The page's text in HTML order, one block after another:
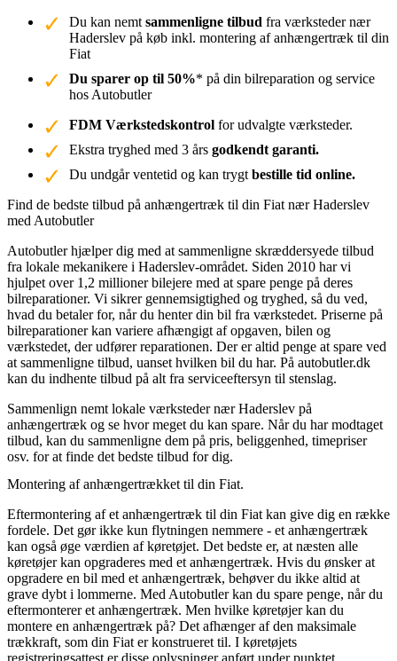
Du kan nemt sammenligne tilbud fra værksteder nær
Haderslev på køb inkl. montering af anhængertræk til din
Fiat
Du sparer op til 50%* på din bilreparation og service
hos Autobutler
FDM Værkstedskontrol for udvalgte værksteder.
Ekstra tryghed med 3 års godkendt garanti.
Du undgår ventetid og kan trygt bestille tid online.
Find de bedste tilbud på anhængertræk til din Fiat nær Haderslev
med Autobutler
Autobutler hjælper dig med at sammenligne skræddersyede tilbud
fra lokale mekanikere i Haderslev-området. Siden 2010 har vi
hjulpet over 1,2 millioner bilejere med at spare penge på deres
bilreparationer. Vi sikrer gennemsigtighed og tryghed, så du ved,
hvad du betaler for, når du henter din bil fra værkstedet. Priserne på
bilreparationer kan variere afhængigt af opgaven, bilen og
værkstedet, der udfører reparationen. Der er altid penge at spare ved
at sammenligne tilbud, uanset hvilken bil du har. På autobutler.dk
kan du indhente tilbud på alt fra serviceeftersyn til stenslag.
Sammenlign nemt lokale værksteder nær Haderslev på
anhængertræk og se hvor meget du kan spare. Når du har modtaget
tilbud, kan du sammenligne dem på pris, beliggenhed, timepriser
osv. for at finde det bedste tilbud for dig.
Montering af anhængertrækket til din Fiat.
Eftermontering af et anhængertræk til din Fiat kan give dig en række
fordele. Det gør ikke kun flytningen nemmere - et anhængertræk
kan også øge værdien af køretøjet. Det bedste er, at næsten alle
køretøjer kan opgraderes med et anhængertræk. Hvis du ønsker at
opgradere en bil med et anhængertræk, behøver du ikke altid at
grave dybt i lommerne. Med Autobutler kan du spare penge, når du
eftermonterer et anhængertræk. Men hvilke køretøjer kan du
montere en anhængertræk på? Det afhænger af den maksimale
trækkraft, som din Fiat er konstrueret til. I køretøjets
registreringsattest er disse oplysninger anført under punktet